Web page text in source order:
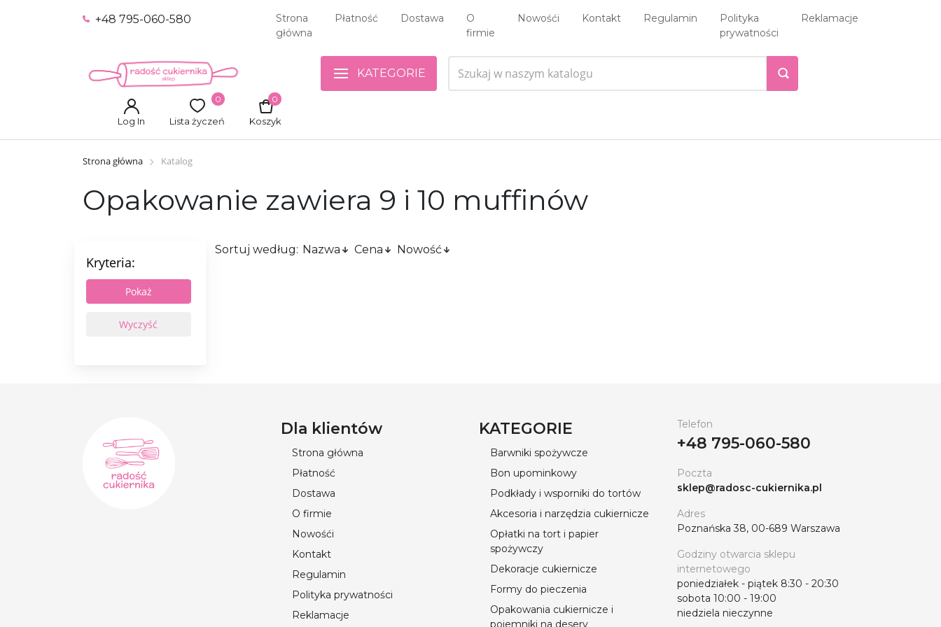
+48 795-060-580
Strona
główna
Płatność Dostawa
O
firmie
Nowośći Kontakt Regulamin
Polityka
prywatności
Reklamacje
Log In Lista życzeń
0
Koszyk
0
KATEGORIE
Strona główna Katalog
Opakowanie zawiera 9 i 10 muffinów
Kryteria:
Sortuj według: Nazwa Cena Nowość
Dla klientów
Strona główna
Płatność
Dostawa
O firmie
Nowośći
Kontakt
Regulamin
Polityka prywatności
Reklamacje
KATEGORIE
Barwniki spożywcze
Bon upominkowy
Podkłady i wsporniki do tortów
Akcesoria i narzędzia cukiernicze
Opłatki na tort i papier
spożywczy
Dekoracje cukiernicze
Formy do pieczenia
Opakowania cukiernicze i
pojemniki na desery
Telefon
+48 795-060-580
Poczta
sklep@radosc-cukiernika.pl
Adres
Poznańska 38, 00-689 Warszawa
Godziny otwarcia sklepu
internetowego
poniedziałek - piątek 8:30 - 20:30
sobota 10:00 - 19:00
niedziela nieczynne